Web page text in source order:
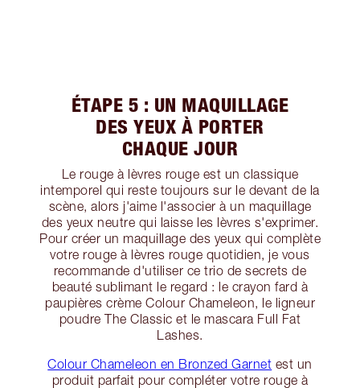
ÉTAPE 5 : UN MAQUILLAGE
DES YEUX À PORTER
CHAQUE JOUR
Le rouge à lèvres rouge est un classique
intemporel qui reste toujours sur le devant de la
scène, alors j'aime l'associer à un maquillage
des yeux neutre qui laisse les lèvres s'exprimer.
Pour créer un maquillage des yeux qui complète
votre rouge à lèvres rouge quotidien, je vous
recommande d'utiliser ce trio de secrets de
beauté sublimant le regard : le crayon fard à
paupières crème Colour Chameleon, le ligneur
poudre The Classic et le mascara Full Fat
Lashes.
Colour Chameleon en Bronzed Garnet est un
produit parfait pour compléter votre rouge à